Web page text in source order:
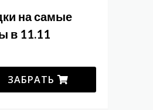
на самые
в 11.11
ЗАБРАТЬ